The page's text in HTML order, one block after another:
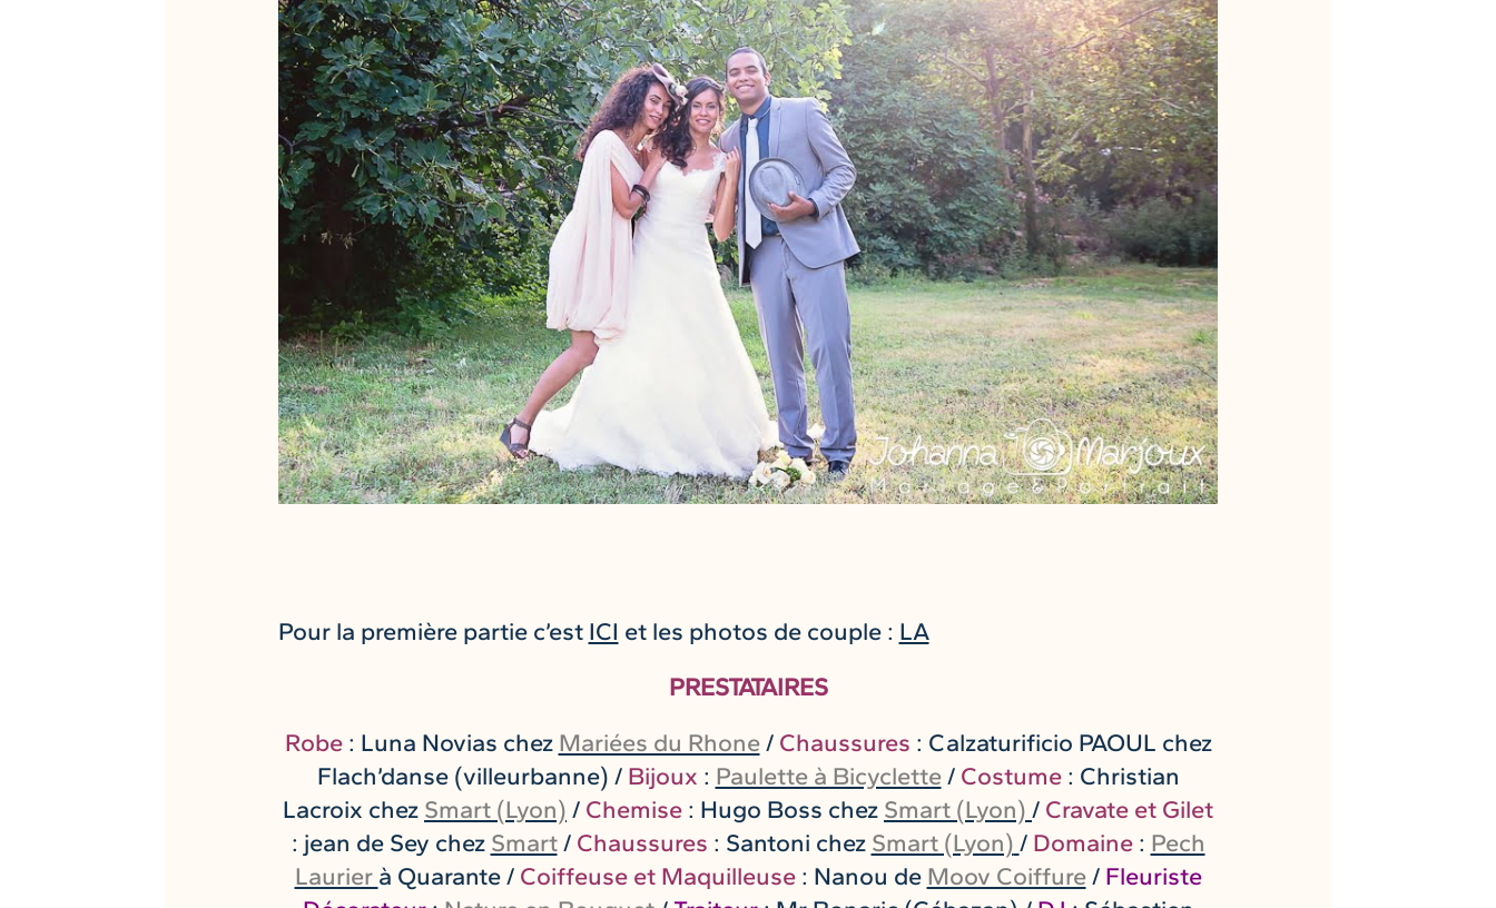
Pour la première partie c’est ICI et les photos de couple : LA
PRESTATAIRES
Robe: Luna Novias chez Mariées du Rhone / Chaussures : Calzaturificio PAOUL chez
Flach’danse (villeurbanne) /Bijoux : Paulette à Bicyclette/ Costume: Christian
Lacroix chez Smart (Lyon) / Chemise : Hugo Boss chez Smart (Lyon) / Cravate et Gilet
: jean de Sey chez Smart / Chaussures : Santoni chez Smart (Lyon) / Domaine: Pech
Laurier à Quarante / Coiffeuse et Maquilleuse: Nanou de Moov Coiffure/ Fleuriste